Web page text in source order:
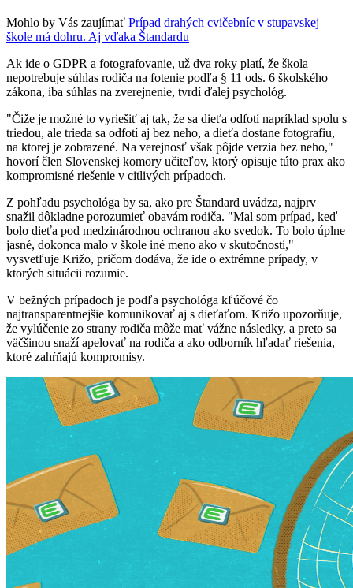
Mohlo by Vás zaujímať Prípad drahých cvičebníc v stupavskej
škole má dohru. Aj vďaka Štandardu
Ak ide o GDPR a fotografovanie, už dva roky platí, že škola
nepotrebuje súhlas rodiča na fotenie podľa § 11 ods. 6 školského
zákona, iba súhlas na zverejnenie, tvrdí ďalej psychológ.
"Čiže je možné to vyriešiť aj tak, že sa dieťa odfotí napríklad spolu s
triedou, ale trieda sa odfotí aj bez neho, a dieťa dostane fotografiu,
na ktorej je zobrazené. Na verejnosť však pôjde verzia bez neho,"
hovorí člen Slovenskej komory učiteľov, ktorý opisuje túto prax ako
kompromisné riešenie v citlivých prípadoch.
Z pohľadu psychológa by sa, ako pre Štandard uvádza, najprv
snažil dôkladne porozumieť obavám rodiča. "Mal som prípad, keď
bolo dieťa pod medzinárodnou ochranou ako svedok. To bolo úplne
jasné, dokonca malo v škole iné meno ako v skutočnosti,"
vysvetľuje Križo, pričom dodáva, že ide o extrémne prípady, v
ktorých situácii rozumie.
V bežných prípadoch je podľa psychológa kľúčové čo
najtransparentnejšie komunikovať aj s dieťaťom. Križo upozorňuje,
že vylúčenie zo strany rodiča môže mať vážne následky, a preto sa
väčšinou snaží apelovať na rodiča a ako odborník hľadať riešenia,
ktoré zahŕňajú kompromisy.